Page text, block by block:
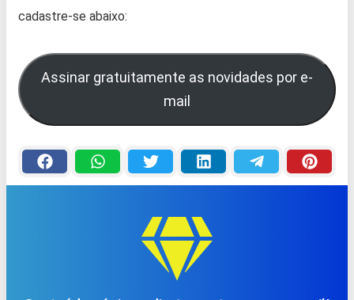
cadastre-se abaixo:
Assinar gratuitamente as novidades por e-
mail